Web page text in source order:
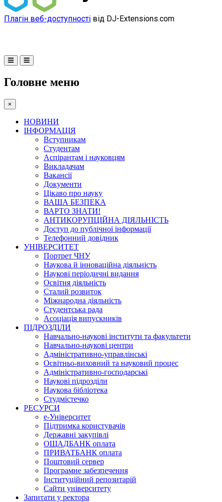
Плагін веб-доступності від DJ-Extensions.com
Головне меню
×
НОВИНИ
ІНФОРМАЦІЯ
Вступникам
Студентам
Аспірантам і науковцям
Викладачам
Вакансії
Документи
Цікаво про науку
ВАША БЕЗПЕКА
ВАРТО ЗНАТИ!
АНТИКОРУПЦІЙНА ДІЯЛЬНІСТЬ
Доступ до публічної інформації
Телефонний довідник
УНІВЕРСИТЕТ
Портрет ЧНУ
Наукова й інноваційна діяльність
Наукові періодичні видання
Освітня діяльність
Сталий розвиток
Міжнародна діяльність
Студентська рада
Асоціація випускників
ПІДРОЗДІЛИ
Навчально-наукові інститути та факультети
Навчально-наукові центри
Адміністративно-управлінські
Освітньо-виховний та науковий процес
Адміністративно-господарські
Наукові підрозділи
Наукова бібліотека
Студмістечко
РЕСУРСИ
е-Університет
Підтримка користувачів
Державні закупівлі
ОЩАДБАНК оплата
ПРИВАТБАНК оплата
Поштовий сервер
Програмне забезпечення
Інституційний репозитарій
Сайти університету
Запитати у ректора